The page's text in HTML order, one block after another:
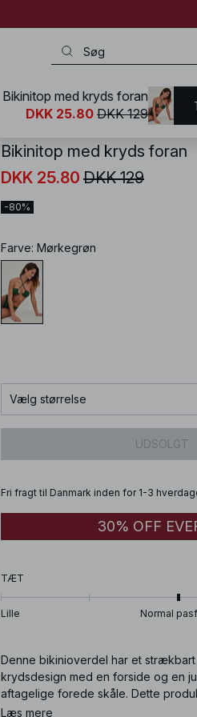
NA-KD / Badetøj / Bikinier / Bikini-
Bikinitop med kryds foran
DKK 25.80 DKK 129
-80%
Farve: Mørkegrøn
Vælg størrelse
UDSOLGT
Fri fragt til Danmark inden for 1-3
30% OFF
TÆT
Lille Normal
Denne bikinioverdel har et strækbart
krydsdesign med en forside og en
aftagelige forede skåle. Dette
Læs mere
Bikinitop med kryds foran
DKK 25.80 DKK 129